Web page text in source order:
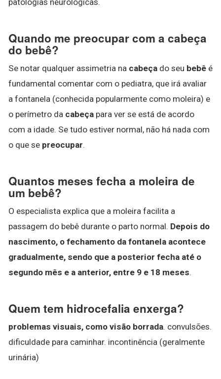
Quando me preocupar com a cabeça
do bebê?
Se notar qualquer assimetria na cabeça do seu bebê é
fundamental comentar com o pediatra, que irá avaliar
a fontanela (conhecida popularmente como moleira) e
o perímetro da cabeça para ver se está de acordo
com a idade. Se tudo estiver normal, não há nada com
o que se preocupar.
Quantos meses fecha a moleira de
um bebê?
O especialista explica que a moleira facilita a
passagem do bebê durante o parto normal. Depois do
nascimento, o fechamento da fontanela acontece
gradualmente, sendo que a posterior fecha até o
segundo mês e a anterior, entre 9 e 18 meses.
Quem tem hidrocefalia enxerga?
problemas visuais, como visão borrada. convulsões.
dificuldade para caminhar. incontinência (geralmente
urinária)